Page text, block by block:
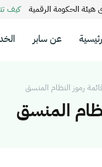
الحكومة الرقمية كيف
عن سابر
رموز النظام المنسق
المنسق